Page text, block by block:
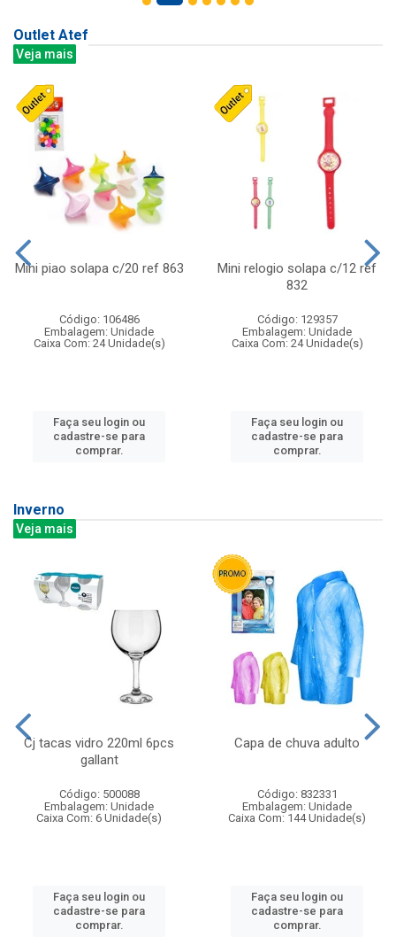
Outlet Atef
Veja mais
Mini piao solapa c/20 ref 863
Código: 106486
Embalagem: Unidade
Caixa Com: 24 Unidade(s)
Faça seu login ou
cadastre-se para
comprar.
Mini relogio solapa c/12 ref
832
Código: 129357
Embalagem: Unidade
Caixa Com: 24 Unidade(s)
Faça seu login ou
cadastre-se para
comprar.
Inverno
Veja mais
Cj tacas vidro 220ml 6pcs
gallant
Código: 500088
Embalagem: Unidade
Caixa Com: 6 Unidade(s)
Faça seu login ou
cadastre-se para
comprar.
Capa de chuva adulto
Código: 832331
Embalagem: Unidade
Caixa Com: 144 Unidade(s)
Faça seu login ou
cadastre-se para
comprar.